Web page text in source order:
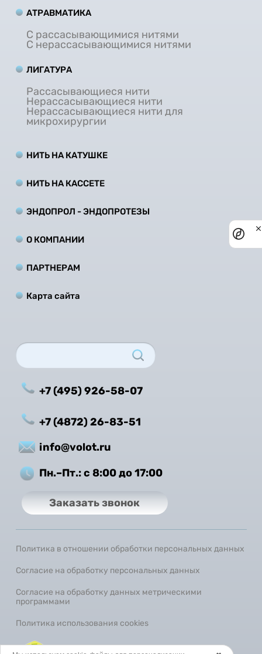
АТРАВМАТИКА
С рассасывающимися нитями
С нерассасывающимися нитями
ЛИГАТУРА
Рассасывающиеся нити
Нерассасывающиеся нити
Нерассасывающиеся нити для
микрохирургии
НИТЬ НА КАТУШКЕ
НИТЬ НА КАCCЕТЕ
ЭНДОПРОЛ - ЭНДОПРОТЕЗЫ
О КОМПАНИИ
ПАРТНЕРАМ
Карта сайта
+7 (495) 926-58-07
+7 (4872) 26-83-51
info@volot.ru
Пн.–Пт.: с 8:00 до 17:00
Заказать звонок
Политика в отношении обработки персональных данных
Согласие на обработку персональных данных
Согласие на обработку данных метрическими
программами
Политика использования cookies